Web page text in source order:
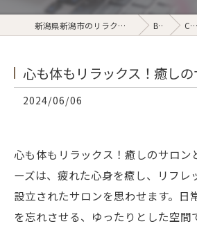
新潟県新潟市のリラクゼーションならSukhairo Blog Column
心も体もリラックス！癒し
2024/06/06
心も体もリラックス！癒しのサロン
ーズは、疲れた心身を癒し、リフレ
設立されたサロンを思わせます。日
を忘れさせる、ゆったりとした空間